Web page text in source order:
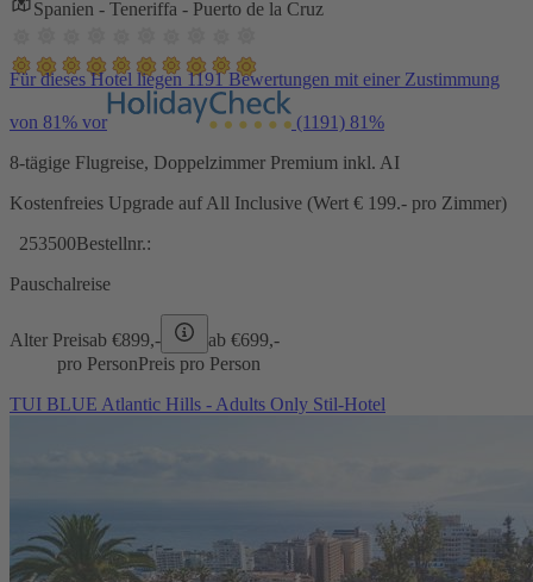
Spanien - Teneriffa - Puerto de la Cruz
Für dieses Hotel liegen 1191 Bewertungen mit einer Zustimmung
von 81% vor (1191) 81%
8-tägige Flugreise, Doppelzimmer Premium inkl. AI
Kostenfreies Upgrade auf All Inclusive (Wert € 199.- pro Zimmer)
253500Bestellnr.:
Pauschalreise
Alter Preisab €899,- ab €699,-
pro PersonPreis pro Person
TUI BLUE Atlantic Hills - Adults Only Stil-Hotel